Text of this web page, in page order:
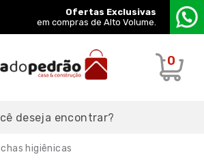
Ofertas Exclusivas
em compras de Alto Volume.
0
higiênicas